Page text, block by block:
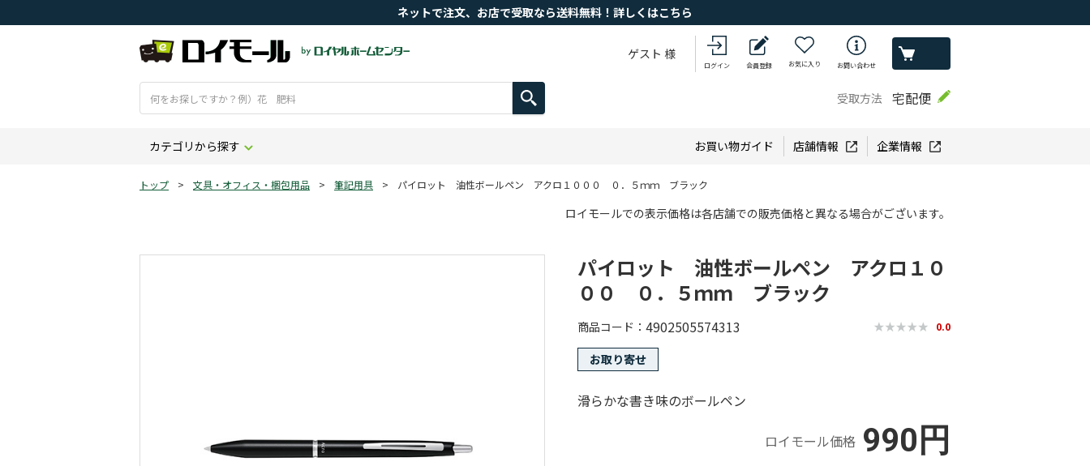
ネットで注文、お店で受取なら送料無料！詳しくはこちら
ゲスト 様
ログイン 会員登録 お気に入り お問い合わせ
受取方法 宅配便
カテゴリから探す お買い物ガイド 店舗情報 企業情報
トップ > 文具・オフィス・梱包用品 > 筆記用具 > パイロット 油性ボールペン アクロ１０００ ０．５ｍｍ ブラック
ロイモールでの表示価格は各店舗での販売価格と異なる場合がございます。
パイロット 油性ボールペン アクロ１０
００ ０．５ｍｍ ブラック
商品コード 4902505574313 0.0
お取り寄せ
滑らかな書き味のボールペン
ロイモール価格 990円